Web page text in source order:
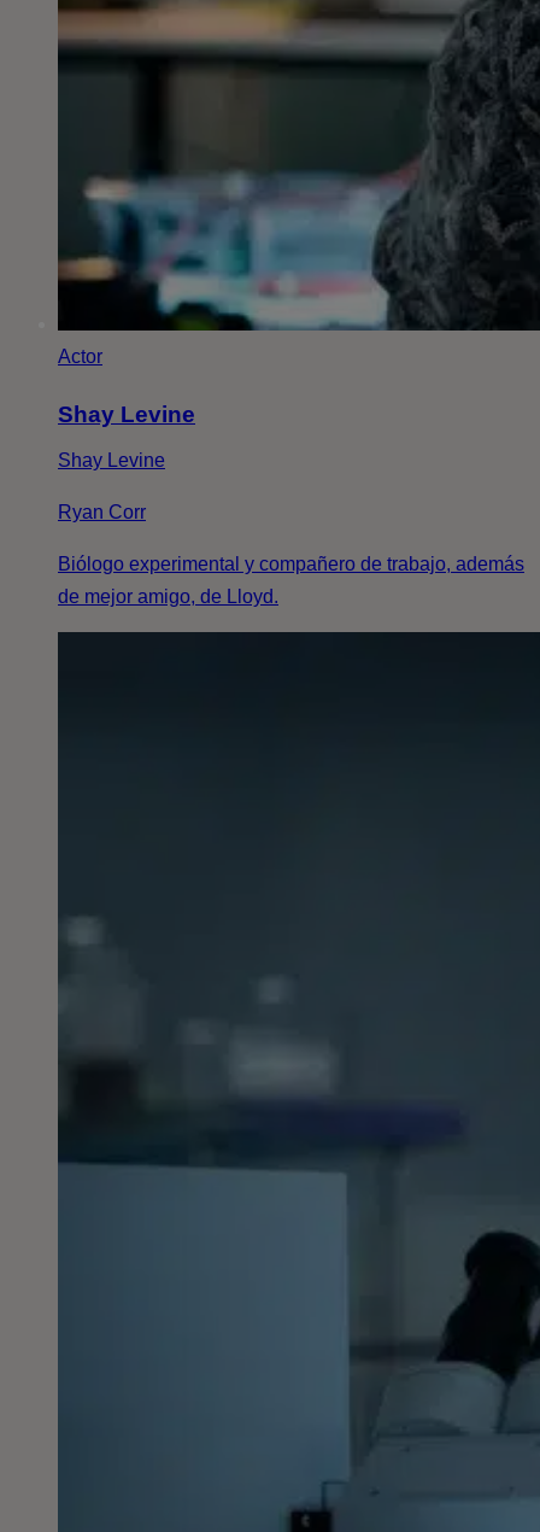
Actor
Shay Levine
Shay Levine
Ryan Corr
Biólogo experimental y compañero de trabajo, además
de mejor amigo, de Lloyd.